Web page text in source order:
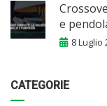
e
8 Luglio
CATEGORIE